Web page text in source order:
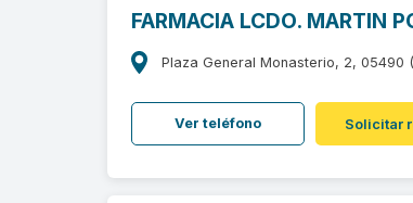
FARMACIA LCDO. MARTIN
Plaza General Monasterio, 2, 05490
Ver teléfono Solicitar